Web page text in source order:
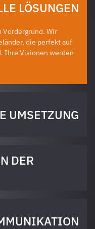
LÖSUNGEN
Vordergrund. Wir
die perfekt auf
Ihre Visionen werden
UMSETZUNG
DER